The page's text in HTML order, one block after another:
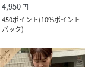
4,950円
450ポイント(10%ポイント
バック)